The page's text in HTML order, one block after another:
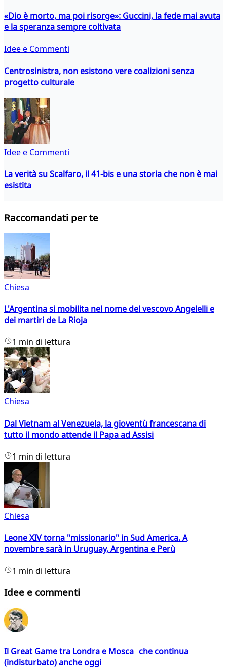
«Dio è morto, ma poi risorge»: Guccini, la fede mai avuta
e la speranza sempre coltivata
Idee e Commenti
Centrosinistra, non esistono vere coalizioni senza
progetto culturale
Idee e Commenti
La verità su Scalfaro, il 41-bis e una storia che non è mai
esistita
Raccomandati per te
Chiesa
L'Argentina si mobilita nel nome del vescovo Angelelli e
dei martiri de La Rioja
1 min di lettura
Chiesa
Dal Vietnam al Venezuela, la gioventù francescana di
tutto il mondo attende il Papa ad Assisi
1 min di lettura
Chiesa
Leone XIV torna "missionario" in Sud America. A
novembre sarà in Uruguay, Argentina e Perù
1 min di lettura
Idee e commenti
Il Great Game tra Londra e Mosca che continua
(indisturbato) anche oggi